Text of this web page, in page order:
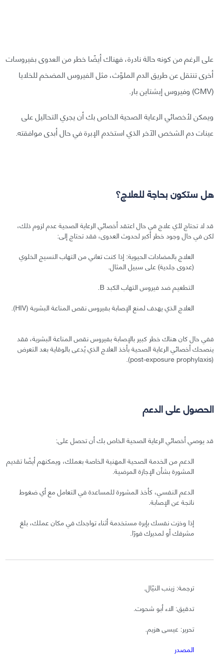
على الرغم من كونه حالة نادرة، فهناك أيضًا خطر من العدوى بفيروسات
أخرى تنتقل عن طريق الدم الملوّث، مثل الفيروس المضخم للخلايا
(CMV) وفيروس إبشتاين بار.
ويمكن لأخصائي الرعاية الصحية الخاص بك أن يجري التحاليل على
عينات دم الشخص الآخر الذي استخدم الإبرة في حال أبدى موافقته.
هل ستكون بحاجة للعلاج؟
قد لا تحتاج لأي علاج في حال اعتقد أخصائي الرعاية الصحية عدم لزوم ذلك،
لكن في حال وجود خطر أكبر لحدوث العدوى، فقد تحتاج إلى:
العلاج بالمضادات الحيوية: إذا كنت تعاني من التهاب النسيج الخلوي
(عدوى جلدية) على سبيل المثال.
التطعيم ضد فيروس التهاب الكبد B.
العلاج الذي يهدف لمنع الإصابة بفيروس نقص المناعة البشرية (HIV).
ففي حال كان هناك خطر كبير بالإصابة بفيروس نقص المناعة البشرية، فقد
ينصحك أخصائي الرعاية الصحية بأخذ العلاج الذي يُدعى بالوقاية بعد التعرض
(post-exposure prophylaxis).
الحصول على الدعم
قد يوصي أخصائي الرعاية الصحية الخاص بك أن تحصل على:
الدعم من الخدمة الصحية المهنية الخاصة بعملك، ويمكنهم أيضًا تقديم
المشورة بشأن الإجازة المرضية.
الدعم النفسي، كأخذ المشورة للمساعدة في التعامل مع أي ضغوط
ناتجة عن الإصابة.
إذا وخزت نفسك بإبرة مستخدمة أثناء تواجدك في مكان عملك، بلغ
مشرفك أو لمديرك فورًا.
ترجمة: زينب النيّال.
تدقيق: الاء أبو شحوت.
تحرير: عيسى هزيم.
المصدر